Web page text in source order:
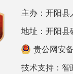
主办：开阳
地址：开阳
贵公网安
技术支持： 智